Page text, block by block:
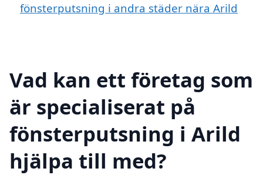
fönsterputsning i andra städer nära Arild
Vad kan ett företag som
är specialiserat på
fönsterputsning i Arild
hjälpa till med?